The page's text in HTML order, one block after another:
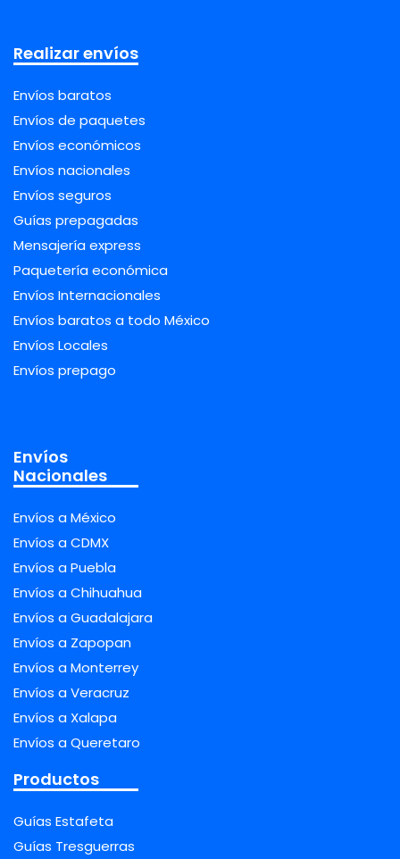
Realizar envíos
Envíos baratos
Envíos de paquetes
Envíos económicos
Envíos nacionales
Envíos seguros
Guías prepagadas
Mensajería express
Paquetería económica
Envíos Internacionales
Envíos baratos a todo México
Envíos Locales
Envíos prepago
Envíos
Nacionales
Envíos a México
Envíos a CDMX
Envíos a Puebla
Envíos a Chihuahua
Envíos a Guadalajara
Envíos a Zapopan
Envíos a Monterrey
Envíos a Veracruz
Envíos a Xalapa
Envíos a Queretaro
Productos
Guías Estafeta
Guías Tresguerras